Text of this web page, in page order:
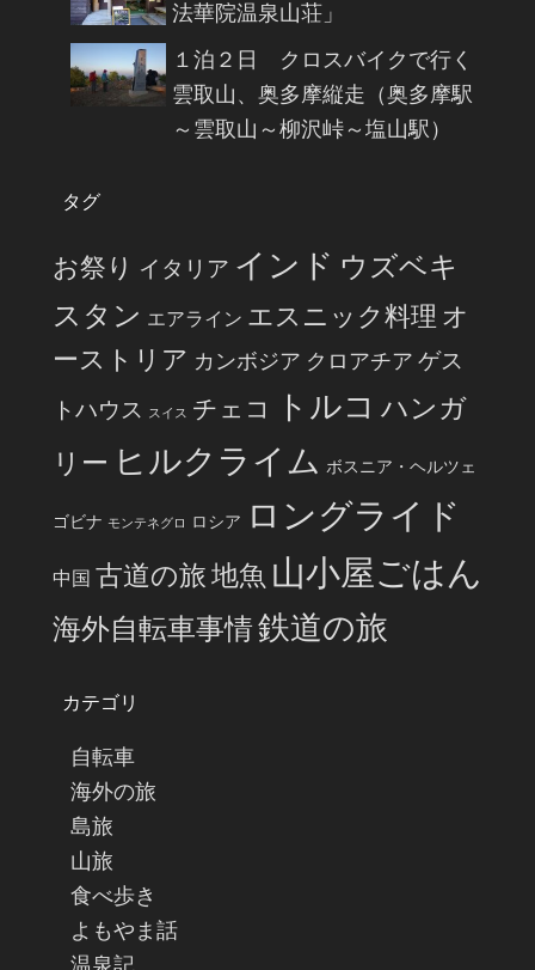
法華院温泉山荘」
１泊２日 クロスバイクで行く
雲取山、奥多摩縦走（奥多摩駅
～雲取山～柳沢峠～塩山駅）
タグ
お祭り イタリア インド ウズベキ
スタン エアライン エスニック料理 オ
ーストリア カンボジア クロアチア ゲス
トハウス
スイス チェコ トルコ ハンガ
リー ヒルクライム ボスニア・ヘルツェ
ゴビナ モンテネグロ ロシア ロングライド
中国 古道の旅 地魚 山小屋ごはん
海外自転車事情鉄道の旅
カテゴリ
自転車
海外の旅
島旅
山旅
食べ歩き
よもやま話
温泉記